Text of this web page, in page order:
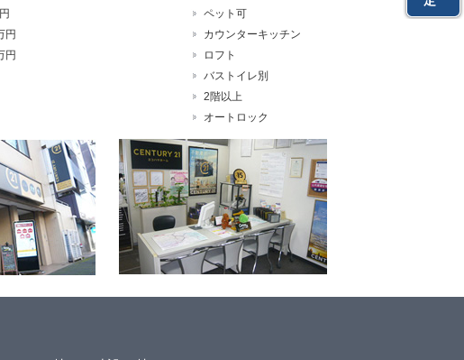
円
円
ペット可
カウンターキッチン
ロフト
バストイレ別
2階以上
オートロック